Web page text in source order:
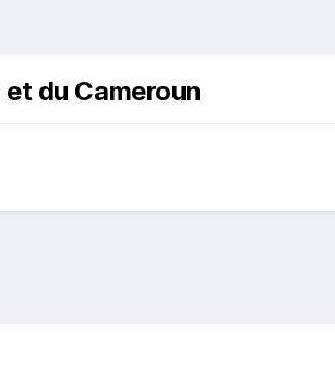
du Cameroun